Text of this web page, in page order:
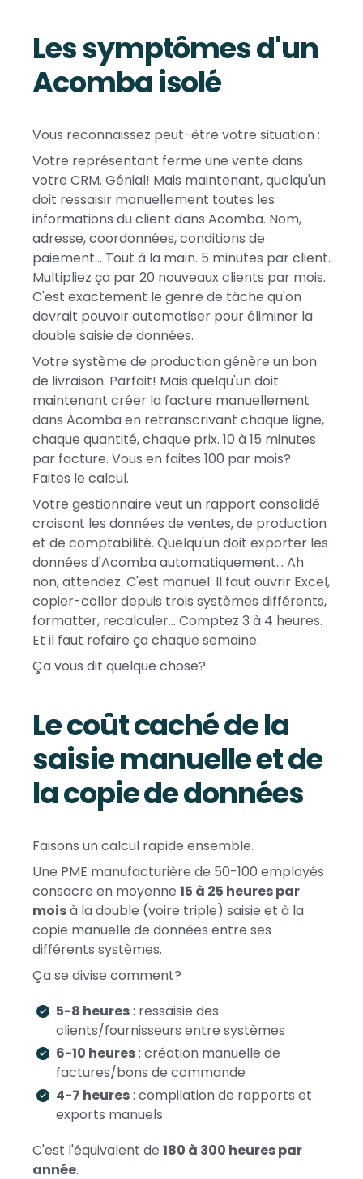
Les symptômes d'un
Acomba isolé
Vous reconnaissez peut-être votre situation :
Votre représentant ferme une vente dans
votre CRM. Génial! Mais maintenant, quelqu'un
doit ressaisir manuellement toutes les
informations du client dans Acomba. Nom,
adresse, coordonnées, conditions de
paiement... Tout à la main. 5 minutes par client.
Multipliez ça par 20 nouveaux clients par mois.
C'est exactement le genre de tâche qu'on
devrait pouvoir automatiser pour éliminer la
double saisie de données.
Votre système de production génère un bon
de livraison. Parfait! Mais quelqu'un doit
maintenant créer la facture manuellement
dans Acomba en retranscrivant chaque ligne,
chaque quantité, chaque prix. 10 à 15 minutes
par facture. Vous en faites 100 par mois?
Faites le calcul.
Votre gestionnaire veut un rapport consolidé
croisant les données de ventes, de production
et de comptabilité. Quelqu'un doit exporter les
données d'Acomba automatiquement... Ah
non, attendez. C'est manuel. Il faut ouvrir Excel,
copier-coller depuis trois systèmes différents,
formatter, recalculer... Comptez 3 à 4 heures.
Et il faut refaire ça chaque semaine.
Ça vous dit quelque chose?
Le coût caché de la
saisie manuelle et de
la copie de données
Faisons un calcul rapide ensemble.
Une PME manufacturière de 50-100 employés
consacre en moyenne 15 à 25 heures par
moisà la double (voire triple) saisie et à la
copie manuelle de données entre ses
différents systèmes.
Ça se divise comment?
5-8 heures: ressaisie des
clients/fournisseurs entre systèmes
6-10 heures: création manuelle de
factures/bons de commande
4-7 heures: compilation de rapports et
exports manuels
C'est l'équivalent de 180 à 300 heures par
année.